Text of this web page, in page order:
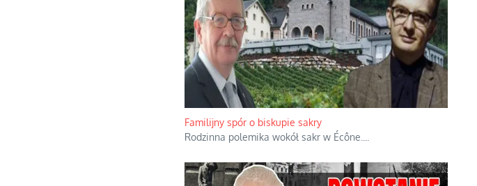
Familijny spór o biskupie sakry
Rodzinna polemika wokół sakr w Écône.